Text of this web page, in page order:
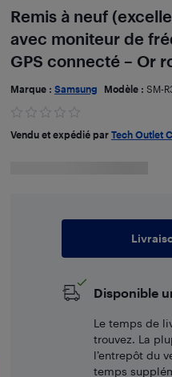
Remis à neuf
avec moniteur de
GPS connecté – Or
Marque : Samsung Modèle : SM-
Vendu et expédié par Tech Outlet
Disponible
Le temps de
trouvez. La
l’entrepôt du
temps